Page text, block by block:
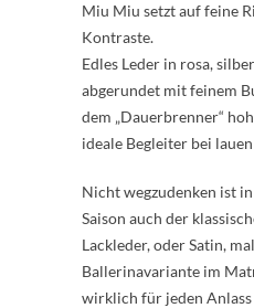
Miu Miu setzt auf feine
Kontraste.
Edles Leder in rosa,
abgerundet mit feinem
dem „Dauerbrenner“
ideale Begleiter bei
Nicht wegzudenken ist
Saison auch der
Lackleder, oder Satin,
Ballerinavariante im
wirklich für jeden Anlass